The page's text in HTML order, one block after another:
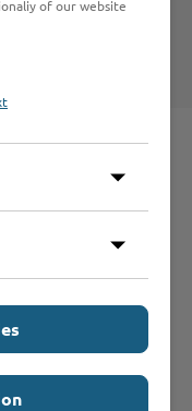
den of our website